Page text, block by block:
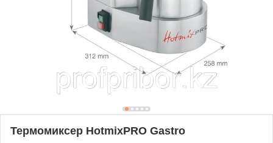
Термомиксер HotmixPRO Gastro